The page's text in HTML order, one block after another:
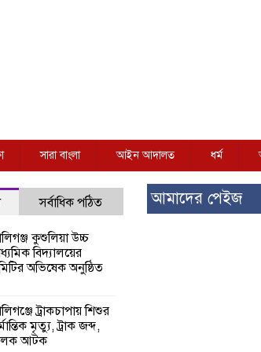
সারা বাংলা আইন আদালত ধর্ম
সর্বাধিক পঠিত
কুশুলিয়া উচ্চ
বিদ্যালয়ের
অভিষেক অনুষ্ঠিত
ট্রাকচাপায় শিশুর
মৃত্যু, ট্রাক জব্দ,
আটক
আমাদের পেইজ